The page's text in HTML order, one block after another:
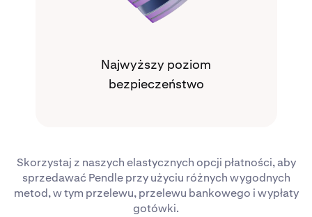
Najwyższy poziom
bezpieczeństwo
Skorzystaj z naszych elastycznych opcji płatności, aby
sprzedawać Pendle przy użyciu różnych wygodnych
metod, w tym przelewu, przelewu bankowego i wypłaty
gotówki.